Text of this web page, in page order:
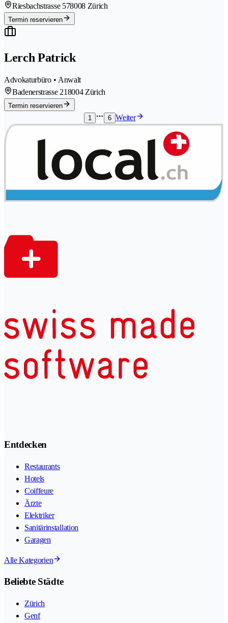
Riesbachstrasse 578008 Zürich
Termin reservieren
Lerch Patrick
Advokaturbüro • Anwalt
Badenerstrasse 218004 Zürich
Termin reservieren
1
6 Weiter
Entdecken
Restaurants
Hotels
Coiffeure
Ärzte
Elektriker
Sanitärinstallation
Garagen
Alle Kategorien
Beliebte Städte
Zürich
Genf